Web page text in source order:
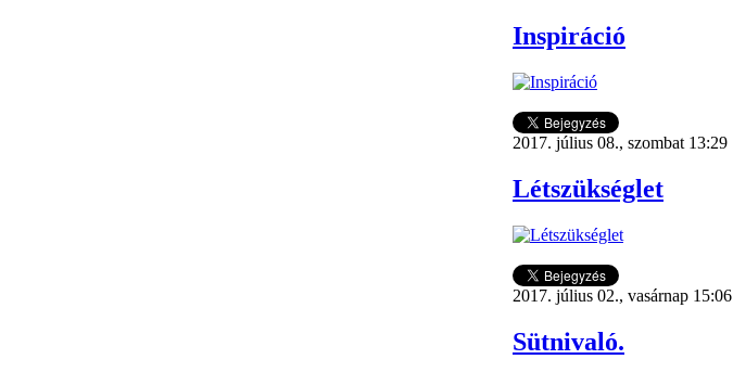
Inspiráció
2017. július 08., szombat 13:29
Létszükséglet
2017. július 02., vasárnap 15:06
Sütnivaló.